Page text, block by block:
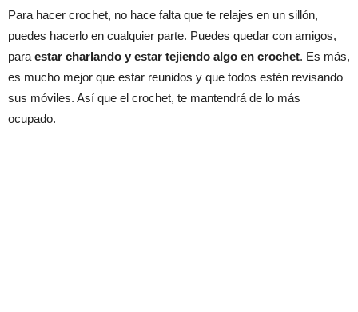
Para hacer crochet, no hace falta que te relajes en un sillón,
puedes hacerlo en cualquier parte. Puedes quedar con amigos,
para estar charlando y estar tejiendo algo en crochet. Es más,
es mucho mejor que estar reunidos y que todos estén revisando
sus móviles. Así que el crochet, te mantendrá de lo más
ocupado.